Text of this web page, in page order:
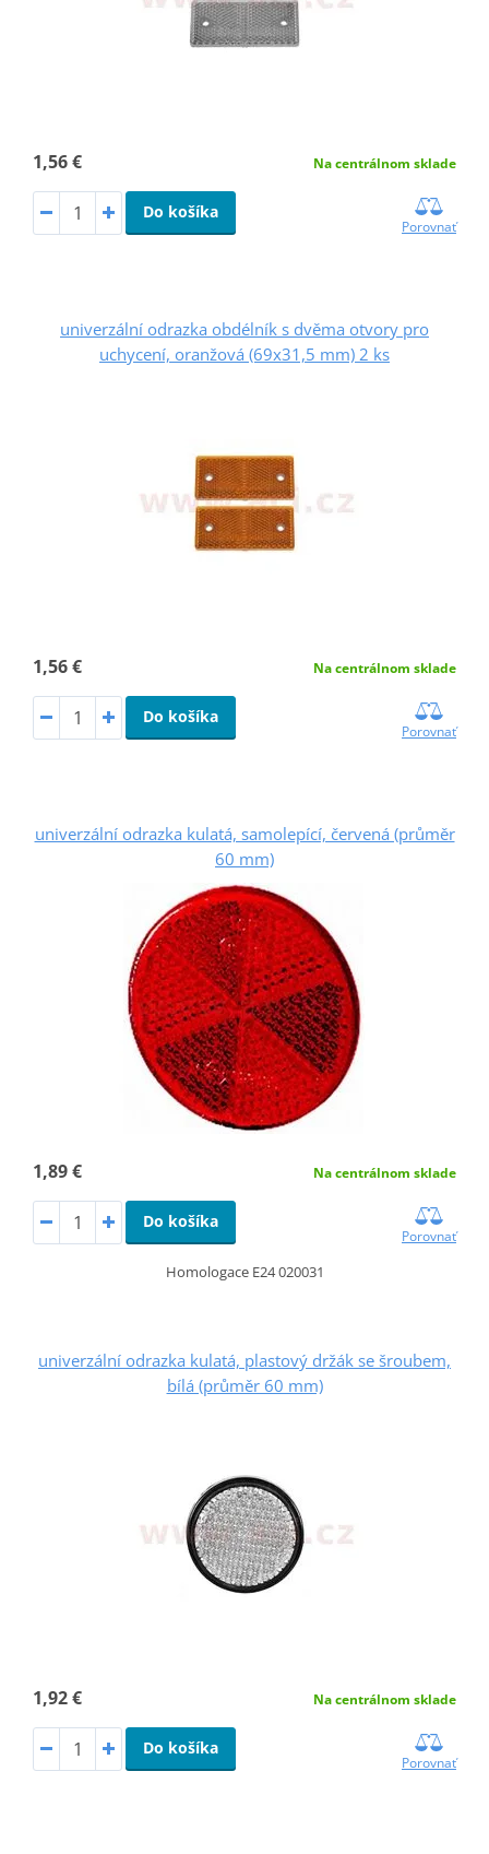
1,56 € Na centrálnom sklade
Do košíka
Porovnať
univerzální odrazka obdélník s dvěma otvory pro
uchycení, oranžová (69x31,5 mm) 2 ks
1,56 € Na centrálnom sklade
Do košíka
Porovnať
univerzální odrazka kulatá, samolepící, červená (průměr
60 mm)
1,89 € Na centrálnom sklade
Do košíka
Porovnať
Homologace E24 020031
univerzální odrazka kulatá, plastový držák se šroubem,
bílá (průměr 60 mm)
1,92 € Na centrálnom sklade
Do košíka
Porovnať